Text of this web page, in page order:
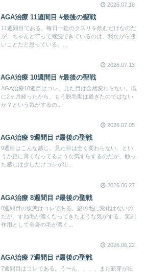
2026.07.18
AGA治療 11週間目 #最後の聖戦
11週間目である。毎日一錠のクスリを飲むだけなのだ
が、ちゃんと守って継続できているのは、我ながら凄
いことだと思っている。...
2026.07.13
AGA治療 10週間目 #最後の聖戦
AGA治療10週目はコレ。見た目は全然変わらない。既
に2ヶ月経ったから、もう脱毛期は過ぎたのではない
か？という気がするの...
2026.07.05
AGA治療 9週間目 #最後の聖戦
9週目はこんな感じ。見た目は全く変わらない、とい
うか更に薄くなってるような気すらするのだが、触っ
た感じは少しだけコシが出...
2026.06.27
AGA治療 8週間目 #最後の聖戦
8週間目の状態はコレである。髪の毛に変化はないの
だが、すね毛が濃くなってきたような気がする。笑副
作用として全身の毛が濃く...
2026.06.22
AGA治療 7週間目 #最後の聖戦
7週間目はコレである。う〜ん、、、、まだ新芽が出